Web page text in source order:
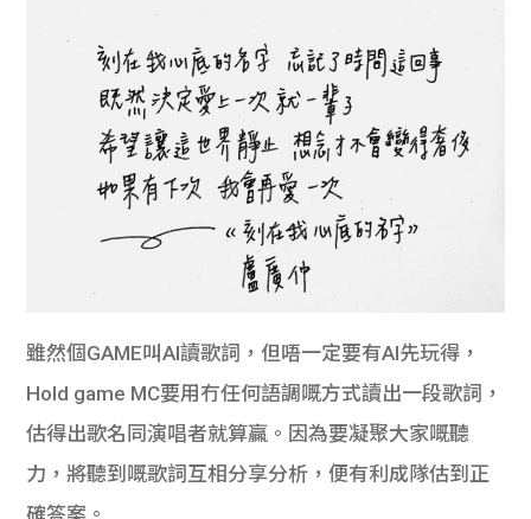
雖然個GAME叫AI讀歌詞，但唔一定要有AI先玩得，
Hold game MC要用冇任何語調嘅方式讀出一段歌詞，
估得出歌名同演唱者就算贏。因為要凝聚大家嘅聽
力，將聽到嘅歌詞互相分享分析，便有利成隊估到正
確答案。